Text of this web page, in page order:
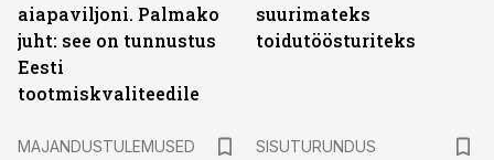
aiapaviljoni. Palmako
juht: see on tunnustus
Eesti
tootmiskvaliteedile
suurimateks
toidutöösturiteks
MAJANDUSTULEMUSED
SISUTURUNDUS